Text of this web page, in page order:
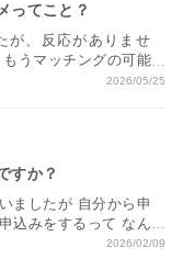
ってこと？
が、反応がありませ
うマッチングの可能
2026/05/25
すか？
ましたが 自分から申
込みをするって なん
2026/02/09